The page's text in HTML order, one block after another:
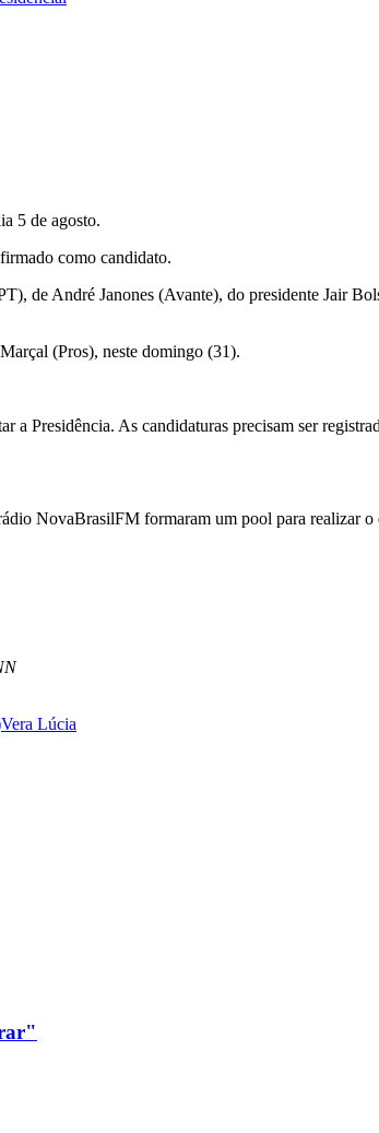
5 de agosto.
como candidato.
de André Janones (Avante), do presidente Jair
(Pros), neste domingo (31).
Presidência. As candidaturas precisam ser
NovaBrasilFM formaram um pool para realizar o
Vera Lúcia